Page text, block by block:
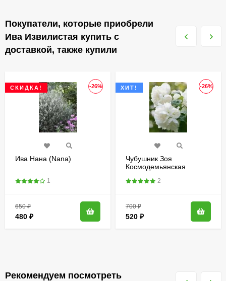
Покупатели, которые приобрели
Ива Извилистая купить с
доставкой, также купили
-26%
СКИДКА!
Ива Нана (Nana)
1
650₽
480 ₽
-26%
ХИТ!
Чубушник Зоя
Космодемьянская
2
700₽
520 ₽
Рекомендуем посмотреть